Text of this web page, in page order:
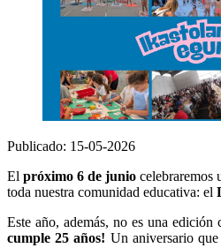
Publicado: 15-05-2026
El próximo 6 de junio celebraremos
toda nuestra comunidad educativa: el
Este año, además, no es una
cumple 25 años! Un aniversario